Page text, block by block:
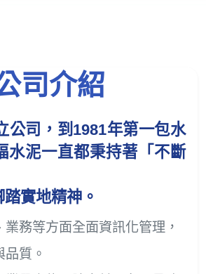
司介紹
公司，到1981年第一包水
水泥一直都秉持著「不斷
實地精神。
務等方面全面資訊化管理，
質。